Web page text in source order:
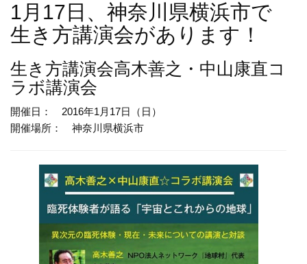
1月17日、神奈川県横浜市で
生き方講演会があります！
生き方講演会高木善之・中山康直コ
ラボ講演会
開催日： 2016年1月17日（日）
開催場所： 神奈川県横浜市